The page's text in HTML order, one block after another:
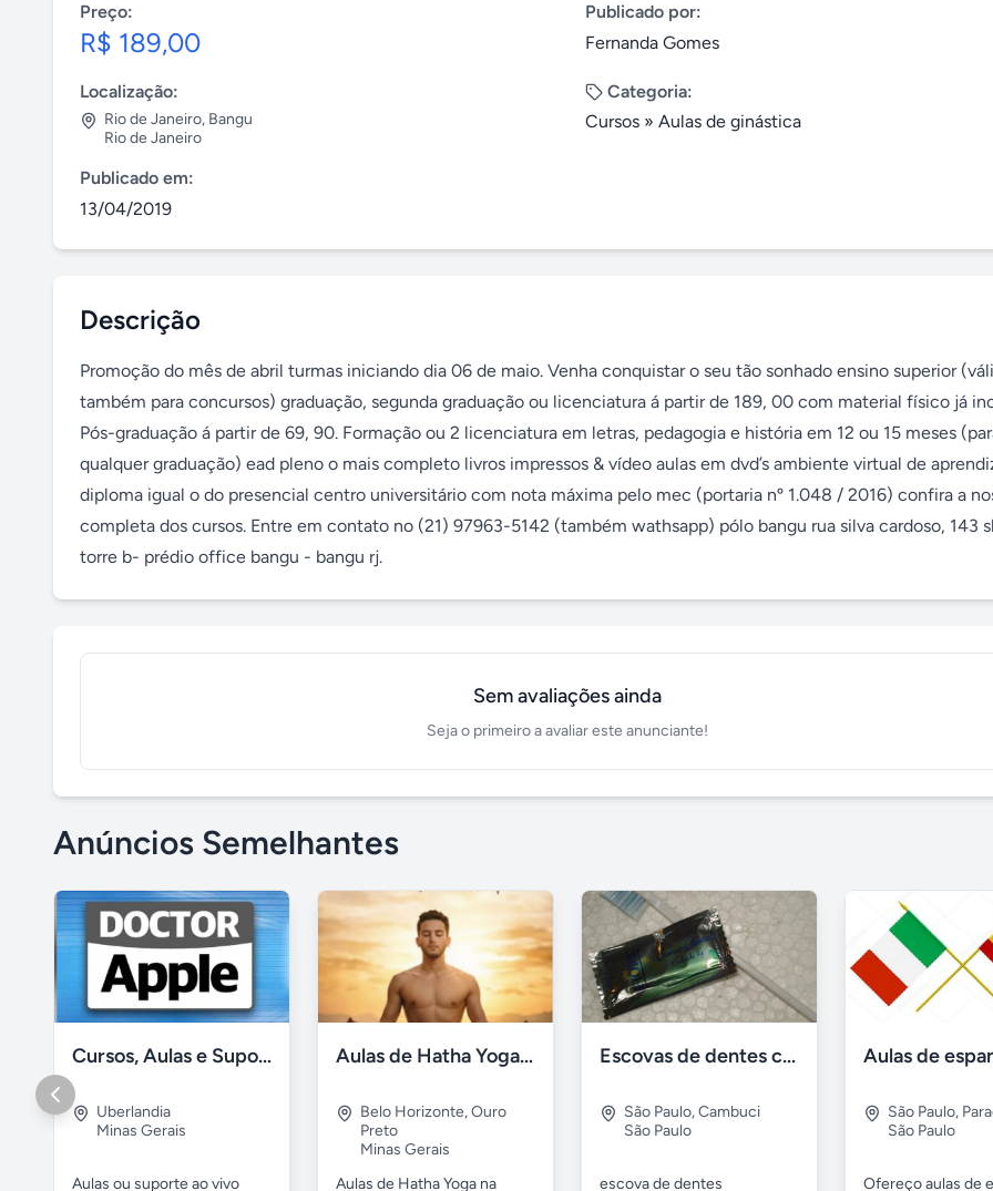
Preço:
R$ 189,00
Publicado por:
Fernanda Gomes
Localização:
Rio de Janeiro, Bangu
Rio de Janeiro
Categoria:
Cursos » Aulas de ginástica
Publicado em:
13/04/2019
Descrição
Promoção do mês de abril turmas iniciando dia 06 de maio. Venha conquistar o seu tão sonhado ensino superior
também para concursos) graduação, segunda graduação ou licenciatura á partir de 189, 00 com material físico já
Pós-graduação á partir de 69, 90. Formação ou 2 licenciatura em letras, pedagogia e história em 12 ou 15 meses
qualquer graduação) ead pleno o mais completo livros impressos & vídeo aulas em dvd’s ambiente virtual de
diploma igual o do presencial centro universitário com nota máxima pelo mec (portaria nº 1.048 / 2016) confira a
completa dos cursos. Entre em contato no (21) 97963-5142 (também wathsapp) pólo bangu rua silva cardoso, 143
torre b- prédio office bangu - bangu rj.
Sem avaliações ainda
Seja o primeiro a avaliar este anunciante!
Anúncios Semelhantes
Cursos, Aulas e Suporte Apple - Básico e Avançado
Uberlandia
Minas Gerais
Aulas ou suporte ao vivo
Aulas de Hatha Yoga na Pampulha
Belo Horizonte,Ouro
Preto
Minas Gerais
Aulas de Hatha Yoga na
Escovas de dentes com sachê 3g
São Paulo,Cambuci
São Paulo
escova de dentes
São Paulo,
São Paulo
Ofereço aulas de